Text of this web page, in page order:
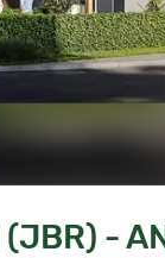
(JBR) -